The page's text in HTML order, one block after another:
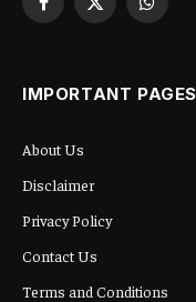
Facebook
X
IMPORTANT PAGES
About Us
Disclaimer
Privacy Policy
Contact Us
Terms and Conditions